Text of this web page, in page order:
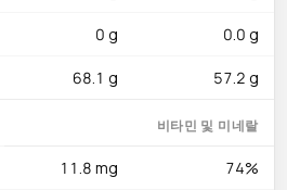
강하고, 마그네슘 27 mg은 근육 기능
.
게 날아가는 특성이 있으므로 브라이
0 g 0.0 g
68.1 g 57.2 g
비타민 및 미네랄
11.8 mg 74%